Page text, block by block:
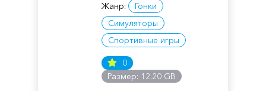
Жанр:
Гонки
Симуляторы
Спортивные игры
0
Размер: 12.20 GB